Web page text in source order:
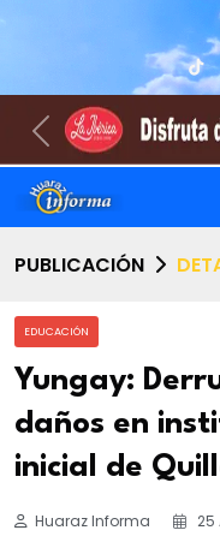
Previous
PUBLICACIÓN
EDUCACIÓN
Yungay:
daños en
inicial de
Huaraz Informa 25